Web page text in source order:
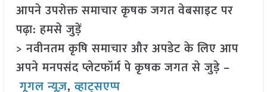
आपने उपरोक्त समाचार कृषक जगत वेबसाइट पर
पढ़ा: हमसे जुड़ें
> नवीनतम कृषि समाचार और अपडेट के लिए आप
अपने मनपसंद प्लेटफॉर्म पे कृषक जगत से जुड़े –
गूगल न्यूज़,व्हाट्सएप्प